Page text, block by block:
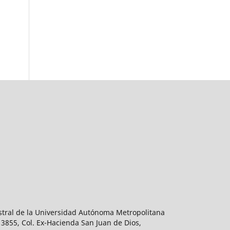
de la Universidad Autónoma Metropolitana
Col. Ex-Hacienda San Juan de Dios,